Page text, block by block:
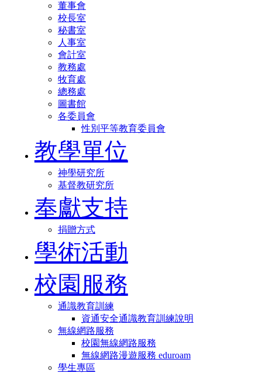
董事會
校長室
秘書室
人事室
會計室
教務處
牧育處
總務處
圖書館
各委員會
性別平等教育委員會
教學單位
神學研究所
基督教研究所
奉獻支持
捐贈方式
學術活動
校園服務
通識教育訓練
資通安全通識教育訓練說明
無線網路服務
校園無線網路服務
無線網路漫遊服務 eduroam
學生專區